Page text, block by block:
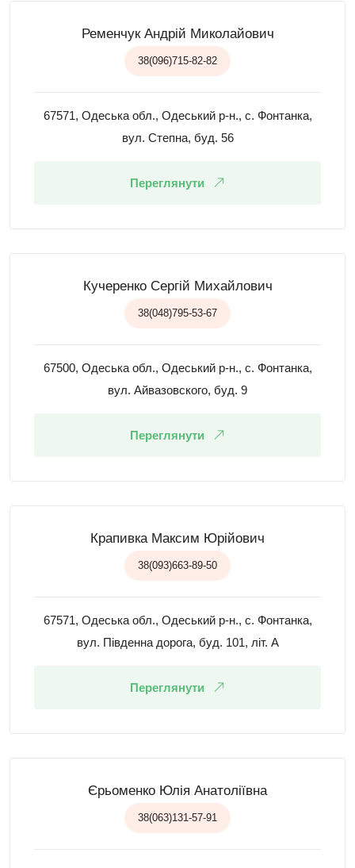
Ременчук Андрій Миколайович
38(096)715-82-82
67571, Одеська обл., Одеський р-н., с. Фонтанка,
вул. Степна, буд. 56
Переглянути
Кучеренко Сергій Михайлович
38(048)795-53-67
67500, Одеська обл., Одеський р-н., с. Фонтанка,
вул. Айвазовского, буд. 9
Переглянути
Крапивка Максим Юрійович
38(093)663-89-50
67571, Одеська обл., Одеський р-н., с. Фонтанка,
вул. Південна дорога, буд. 101, літ. А
Переглянути
Єрьоменко Юлія Анатоліївна
38(063)131-57-91